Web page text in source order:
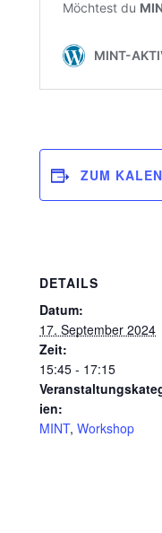
ZUM
DETAILS
Datum:
17. September 2024
Zeit:
15:45 - 17:15
ien:
MINT, Workshop